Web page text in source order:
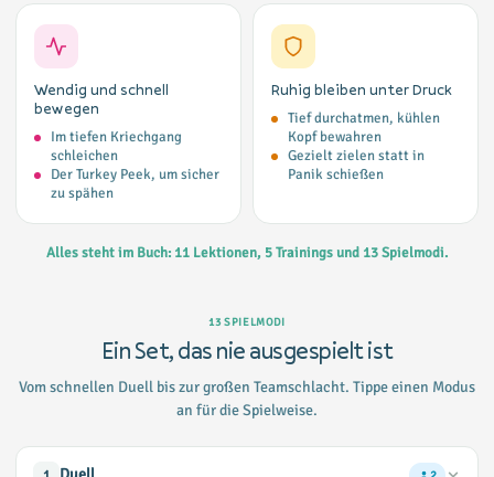
Wendig und schnell
bewegen
Im tiefen Kriechgang
schleichen
Der Turkey Peek, um sicher
zu spähen
Ruhig bleiben unter Druck
Tief durchatmen, kühlen
Kopf bewahren
Gezielt zielen statt in
Panik schießen
Alles steht im Buch: 11 Lektionen, 5 Trainings und 13 Spielmodi.
13 SPIELMODI
Ein Set, das nie ausgespielt ist
Vom schnellen Duell bis zur großen Teamschlacht. Tippe einen Modus
an für die Spielweise.